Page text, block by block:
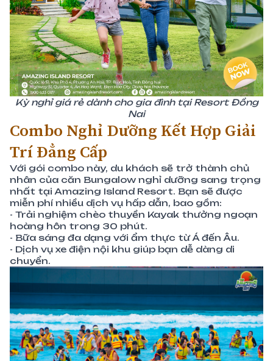
Kỳ nghỉ giá rẻ dành cho gia đình tại Resort Đồng
Nai
Combo Nghỉ Dưỡng Kết Hợp Giải
Trí Đẳng Cấp
Với gói combo này, du khách sẽ trở thành chủ
nhân của căn Bungalow nghỉ dưỡng sang trọng
nhất tại Amazing Island Resort. Bạn sẽ được
miễn phí nhiều dịch vụ hấp dẫn, bao gồm:
- Trải nghiệm chèo thuyền Kayak thưởng ngoạn
hoàng hôn trong 30 phút.
- Bữa sáng đa dạng với ẩm thực từ Á đến Âu.
- Dịch vụ xe điện nội khu giúp bạn dễ dàng di
chuyển.